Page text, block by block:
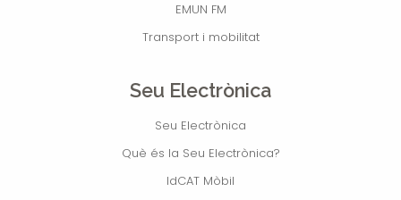
EMUN FM
Transport i mobilitat
Seu Electrònica
Seu Electrònica
Què és la Seu Electrònica?
IdCAT Mòbil